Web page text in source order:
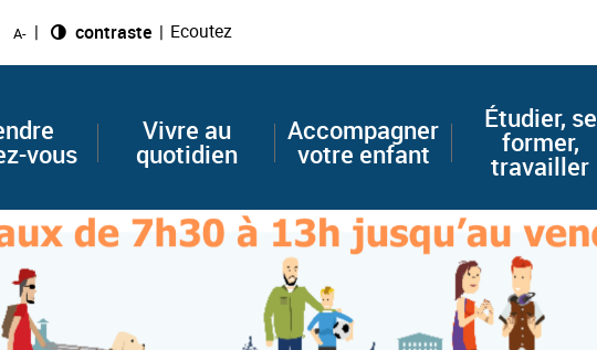
A- Changer le
contraste Ecoutez
vous
Vivre au
quotidien
Accompagner
votre enfant
Étudier, se
former,
travailler